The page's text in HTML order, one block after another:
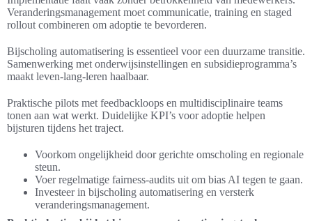
Veranderingsmanagement moet communicatie, training en staged
rollout combineren om adoptie te bevorderen.
Bijscholing automatisering is essentieel voor een duurzame transitie.
Samenwerking met onderwijsinstellingen en subsidieprogramma’s
maakt leven-lang-leren haalbaar.
Praktische pilots met feedbackloops en multidisciplinaire teams
tonen aan wat werkt. Duidelijke KPI’s voor adoptie helpen
bijsturen tijdens het traject.
Voorkom ongelijkheid door gerichte omscholing en regionale
steun.
Voer regelmatige fairness-audits uit om bias AI tegen te gaan.
Investeer in bijscholing automatisering en versterk
veranderingsmanagement.